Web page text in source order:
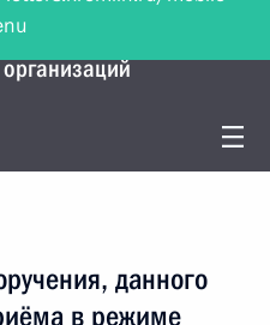
работе с
данного
в режиме